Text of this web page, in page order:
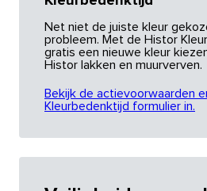
Net niet de juiste kleur
probleem. Met de Histor
gratis een nieuwe kleur
Histor lakken en muurverven.
Bekijk de actievoorwaarden
Kleurbedenktijd formulier in.